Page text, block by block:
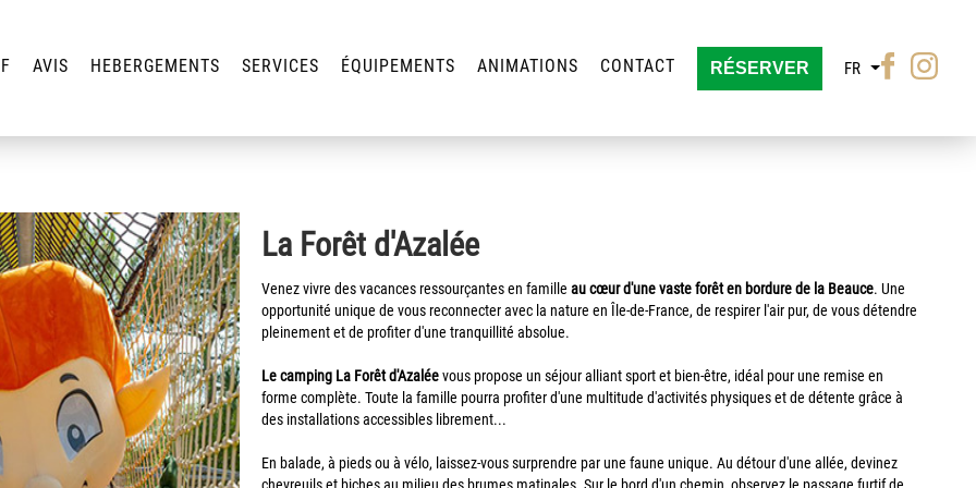
AVIS HEBERGEMENTS SERVICES ÉQUIPEMENTS ANIMATIONS CONTACT RÉSERVER FR Lister les
La Forêt d'Azalée
Venez vivre des vacances ressourçantes en famille au cœur d'une vaste forêt en bordure de la Beauce. Une
opportunité unique de vous reconnecter avec la nature en Île-de-France, de respirer l'air pur, de vous détendre
pleinement et de profiter d'une tranquillité absolue.
Le camping La Forêt d'Azaléevous propose un séjour alliant sport et bien-être, idéal pour une remise en
forme complète. Toute la famille pourra profiter d'une multitude d'activités physiques et de détente grâce à
des installations accessibles librement...
En balade, à pieds ou à vélo, laissez-vous surprendre par une faune unique. Au détour d'une allée, devinez